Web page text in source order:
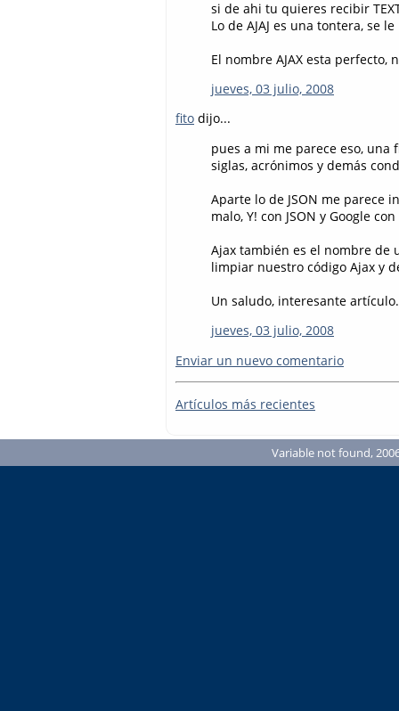
si de ahi tu quieres recibir
Lo de AJAJ es una tontera, se
El nombre AJAX esta
jueves, 03 julio, 2008
fito dijo...
pues a mi me parece eso,
siglas, acrónimos y demás
Aparte lo de JSON me parece
malo, Y! con JSON y Google
Ajax también es el nombre de
limpiar nuestro código Ajax y
Un saludo, interesante artículo.
jueves, 03 julio, 2008
Enviar un nuevo comentario
Artículos más recientes
Variable not found,